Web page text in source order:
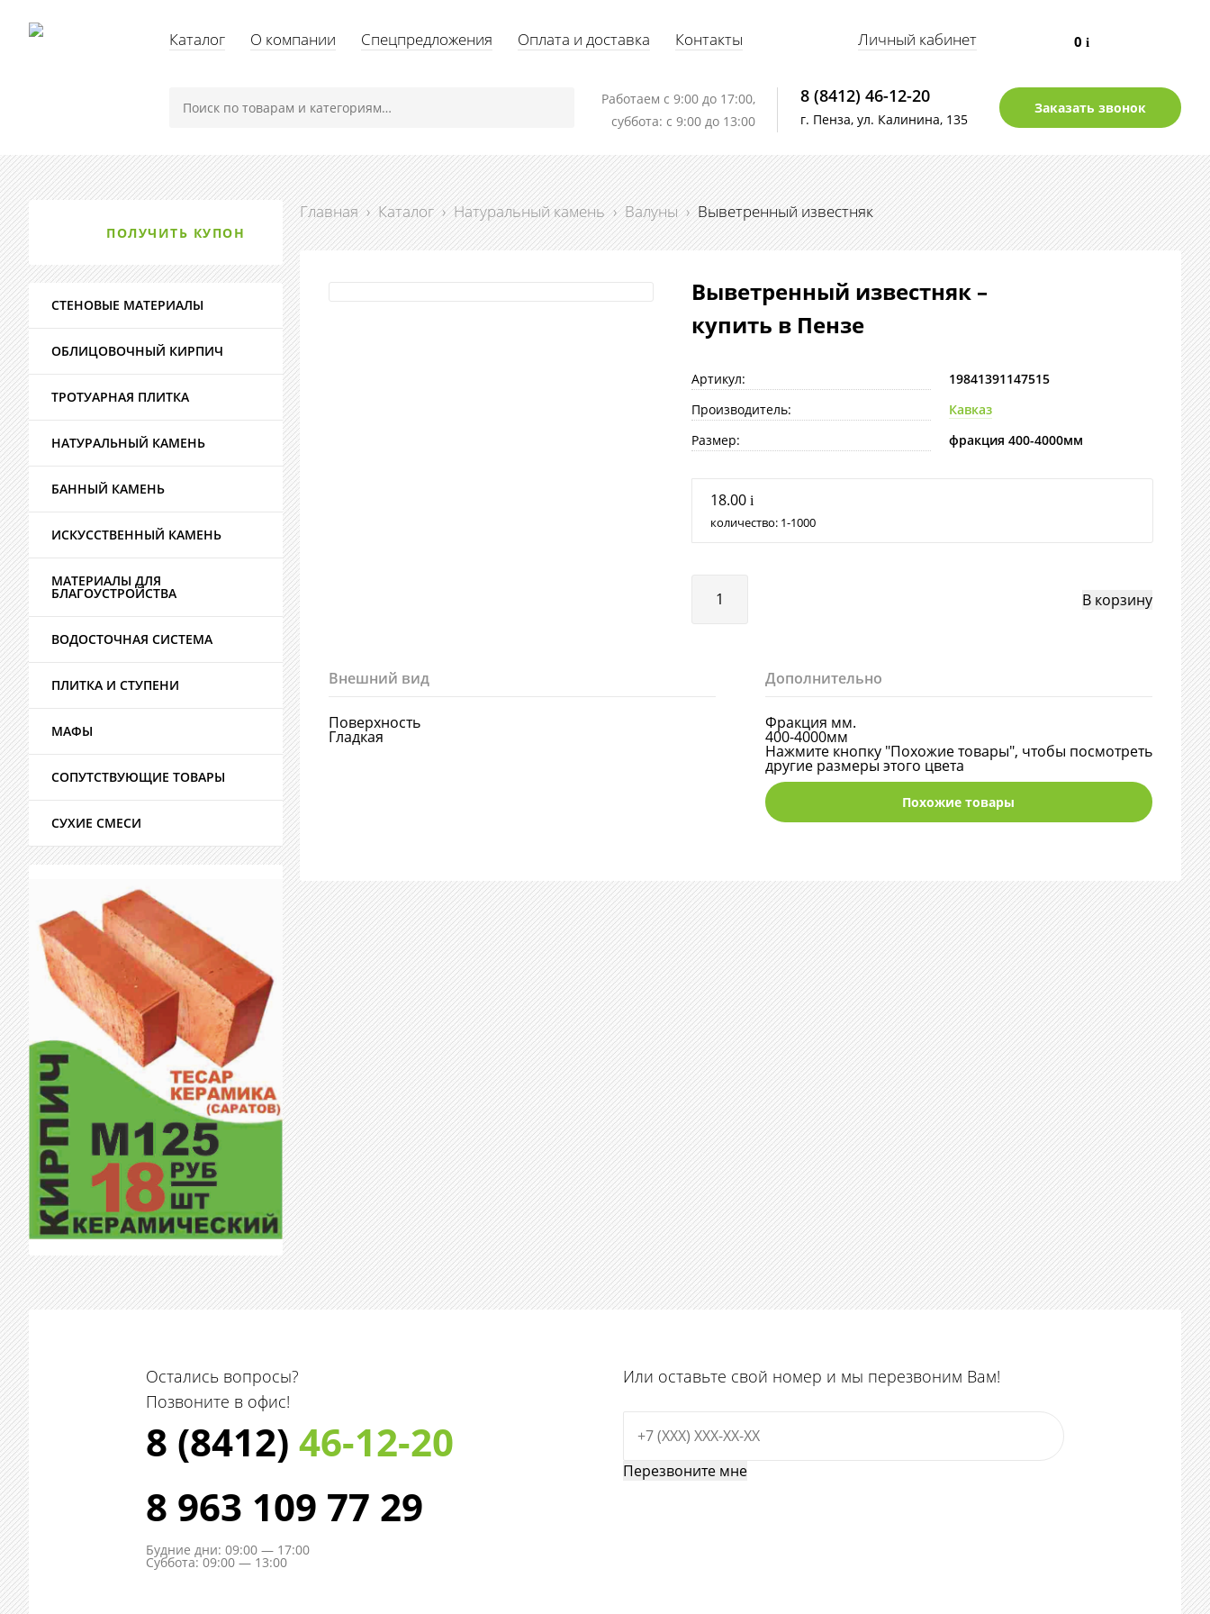
Каталог О компании Спецпредложения Оплата и доставка Контакты Личный кабинет 0i
Работаем c 9:00 до 17:00,
суббота: с 9:00 до 13:00
8 (8412) 46-12-20
г. Пенза, ул. Калинина, 135
Заказать звонок
Главная › Каталог › Натуральный камень › Валуны › Выветренный известняк
Выветренный известняк –
купить в Пензе
Артикул:
19841391147515
Производитель:
Кавказ
Размер:
фракция 400-4000мм
18.00 i
количество: 1 1000
Внешний вид
Поверхность
Гладкая
Дополнительно
Фракция мм.
400-4000мм
Нажмите кнопку "Похожие товары", чтобы посмотреть
другие размеры этого цвета
Похожие товары
ПОЛУЧИТЬ КУПОН
СТЕНОВЫЕ МАТЕРИАЛЫ
ОБЛИЦОВОЧНЫЙ КИРПИЧ
ТРОТУАРНАЯ ПЛИТКА
НАТУРАЛЬНЫЙ КАМЕНЬ
БАННЫЙ КАМЕНЬ
ИСКУССТВЕННЫЙ КАМЕНЬ
МАТЕРИАЛЫ ДЛЯ
БЛАГОУСТРОЙСТВА
ВОДОСТОЧНАЯ СИСТЕМА
ПЛИТКА И СТУПЕНИ
МАФЫ
СОПУТСТВУЮЩИЕ ТОВАРЫ
СУХИЕ СМЕСИ
Остались вопросы?
Позвоните в офис!
8 (8412) 46-12-20
8 963 109 77 29
Будние дни: 09:00 — 17:00
Суббота: 09:00 — 13:00
Или оставьте свой номер и мы перезвоним Вам!